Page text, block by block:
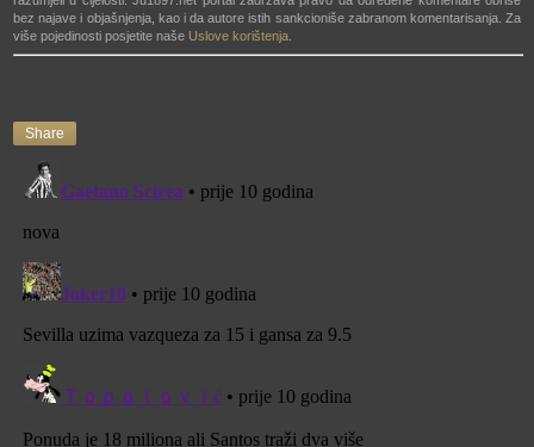
bez najave i objašnjenja, kao i da autore istih sankcioniše zabranom komentarisanja. Za
više pojedinosti posjetite naše Uslove korištenja
Share